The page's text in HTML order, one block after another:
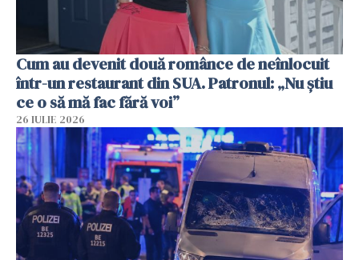
Cum au devenit două românce de neînlocuit
într-un restaurant din SUA. Patronul: „Nu știu
ce o să mă fac fără voi”
26 IULIE 2026